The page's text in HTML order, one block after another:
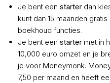
Je bent een starter dan
kunt dan 15 maanden
boekhoud functies.
Je bent een starter met in
10,000 euro omzet en je
je voor Moneymonk.
7,50 per maand en heeft